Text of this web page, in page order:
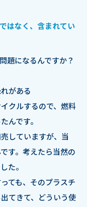
はなく、含まれてい
題になるんですか？
がある
クルするので、燃料
んです。
していますが、当
す。考えたら当然の
た。
ても、そのプラスチ
てきて、どういう使